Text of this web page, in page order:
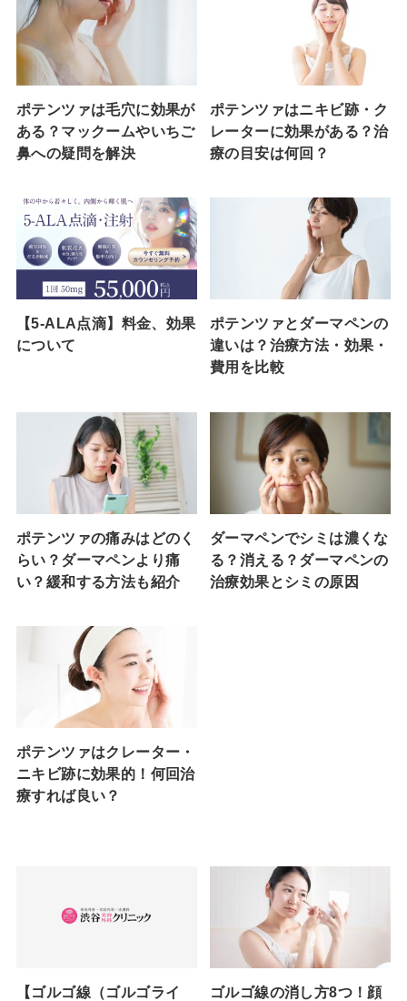
ポテンツァは毛穴に効果が
ある？マックームやいちご
鼻への疑問を解決
ポテンツァはニキビ跡・ク
レーターに効果がある？治
療の目安は何回？
【5-ALA点滴】料金、効果
について
ポテンツァとダーマペンの
違いは？治療方法・効果・
費用を比較
ポテンツァの痛みはどのく
らい？ダーマペンより痛
い？緩和する方法も紹介
ダーマペンでシミは濃くな
る？消える？ダーマペンの
治療効果とシミの原因
ポテンツァはクレーター・
ニキビ跡に効果的！何回治
療すれば良い？
【ゴルゴ線（ゴルゴライ
ゴルゴ線の消し方8つ！顔